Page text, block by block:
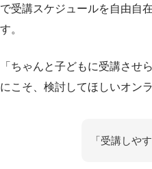
で受講スケジュールを自由自
す。
「ちゃんと子どもに受講させ
にこそ、検討してほしいオン
「受講しや